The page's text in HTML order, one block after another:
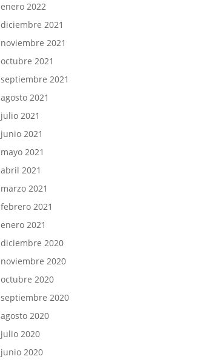
enero 2022
diciembre 2021
noviembre 2021
octubre 2021
septiembre 2021
agosto 2021
julio 2021
junio 2021
mayo 2021
abril 2021
marzo 2021
febrero 2021
enero 2021
diciembre 2020
noviembre 2020
octubre 2020
septiembre 2020
agosto 2020
julio 2020
junio 2020